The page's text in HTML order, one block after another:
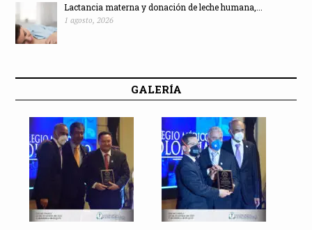
Lactancia materna y donación de leche humana,...
1 agosto, 2026
GALERÍA